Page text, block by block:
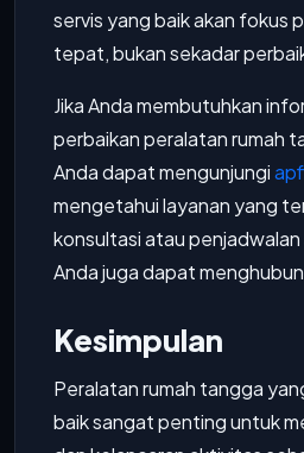
servis yang baik akan fokus
tepat, bukan sekadar
Jika Anda membutuhkan
perbaikan peralatan rumah
Anda dapat mengunjungi
mengetahui layanan yang
konsultasi atau penjadwalan
Anda juga dapat
Kesimpulan
Peralatan rumah tangga
baik sangat penting untuk